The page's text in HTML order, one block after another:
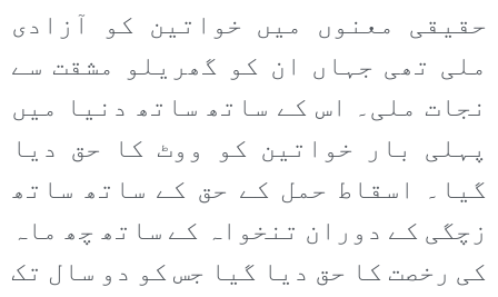
حقیقی معنوں میں خواتین کو آزادی
ملی تھی جہاں ان کو گھریلو مشقت سے
نجات ملی۔ اس کے ساتھ ساتھ دنیا میں
پہلی بار خواتین کو ووٹ کا حق دیا
گیا۔ اسقاط حمل کے حق کے ساتھ ساتھ
زچگی کے دوران تنخواہ کے ساتھ چھ ماہ
کی رخصت کا حق دیا گیا جس کو دو سال تک